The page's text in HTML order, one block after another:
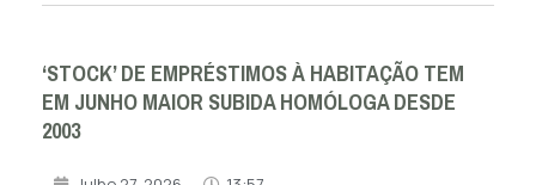
‘STOCK’ DE EMPRÉSTIMOS À HABITAÇÃO TEM
EM JUNHO MAIOR SUBIDA HOMÓLOGA DESDE
2003